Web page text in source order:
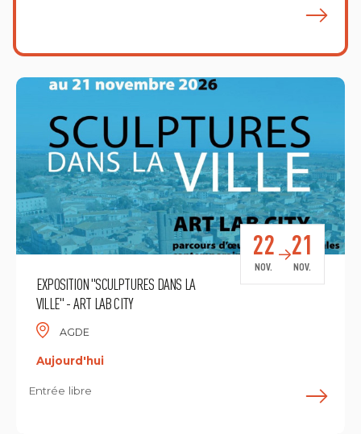
EXPOSITION "SCULPTURES DANS LA
VILLE" - ART LAB CITY
AGDE
Aujourd'hui
22
NOV.
21
NOV.
Entrée libre